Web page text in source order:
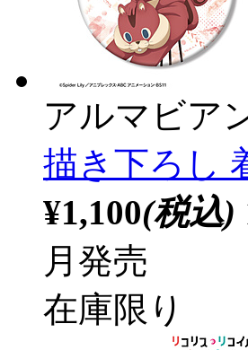
アルマビア
描き下ろし
¥1,100(税込)
月発売
在庫限り